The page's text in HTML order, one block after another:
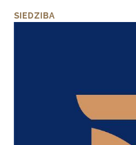
SIEDZIBA